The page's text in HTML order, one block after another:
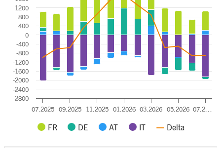
FR DE AT IT Delta
07.2025 09.2025 11.2025 01.2026 03.2026 05.2026 07.2…
-2800
-2400
-2000
-1600
-1200
-800
-400
0
400
800
1200
End of interactive chart.